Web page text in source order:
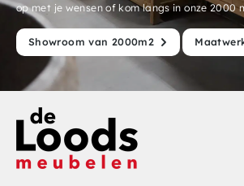
op met je wensen of kom langs in onze 2000
Showroom van 2000m2